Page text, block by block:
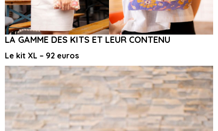
LA GAMME DES KITS ET LEUR CONTENU
Le kit XL – 92 euros